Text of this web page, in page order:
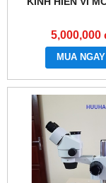
5,000,000
MUA NGAY